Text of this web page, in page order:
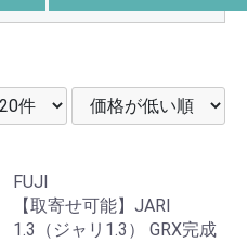
FUJI
【取寄せ可能】JARI
1.3（ジャリ1.3） GRX完成